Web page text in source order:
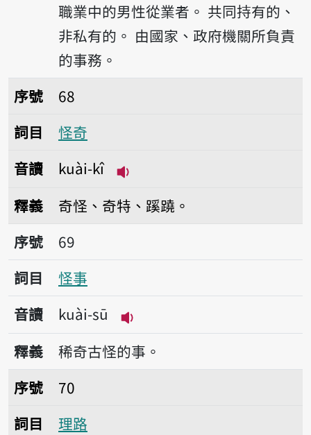
職業中的男性從業者。 共同持有的、
非私有的。 由國家、政府機關所負責
的事務。
序號68怪奇
序號
68
詞目
怪奇
音讀
kuài-kî
釋義
奇怪、奇特、蹊蹺。
序號69怪事
序號
69
詞目
怪事
音讀
kuài-sū
播放音讀kuài-sū
釋義
稀奇古怪的事。
序號70理路
序號
70
詞目
理路